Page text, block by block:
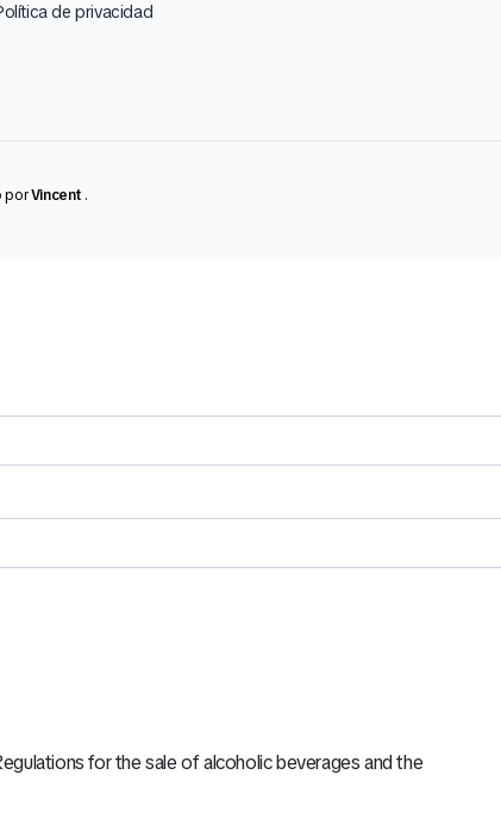
de privacidad
porVincent .
for the sale of alcoholic beverages and the